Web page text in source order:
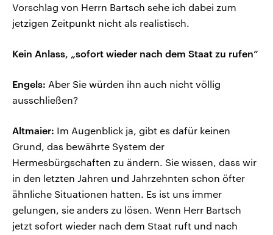
Vorschlag von Herrn Bartsch sehe ich dabei zum
jetzigen Zeitpunkt nicht als realistisch.
Kein Anlass, „sofort wieder nach dem Staat zu rufen“
Engels: Aber Sie würden ihn auch nicht völlig
ausschließen?
Altmaier: Im Augenblick ja, gibt es dafür keinen
Grund, das bewährte System der
Hermesbürgschaften zu ändern. Sie wissen, dass wir
in den letzten Jahren und Jahrzehnten schon öfter
ähnliche Situationen hatten. Es ist uns immer
gelungen, sie anders zu lösen. Wenn Herr Bartsch
jetzt sofort wieder nach dem Staat ruft und nach